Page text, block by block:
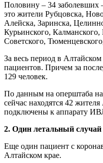
Половину – 34 заболевших
это жители Рубцовска,
Алейска, Заринска,
Курьинского,
Советского,
За весь период в
пациентов. Причем за
129 человек.
По данным на оперштаба
сейчас находятся 42
подключены к аппарату
2. Один летальный случай
Еще один пациент с
Алтайском крае.